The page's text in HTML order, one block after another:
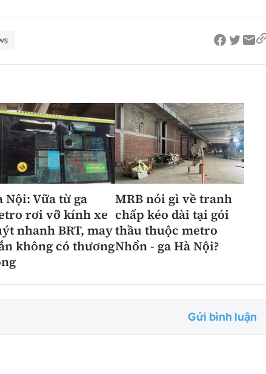
Nội: Vữa từ ga
rơi vỡ kính xe
nhanh BRT, may
không có thương
MRB nói gì về tranh
chấp kéo dài tại gói
thầu thuộc metro
Nhổn - ga Hà Nội?
Gửi bình luận